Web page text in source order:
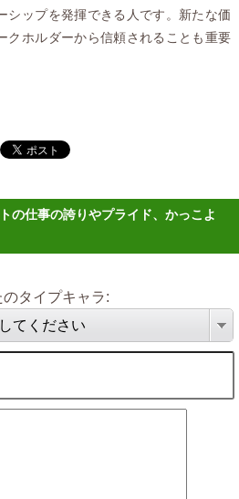
シップを発揮できる人です。新たな価
クホルダーから信頼されることも重要
の仕事の誇りやプライド、かっこよ
のタイプキャラ:
てください